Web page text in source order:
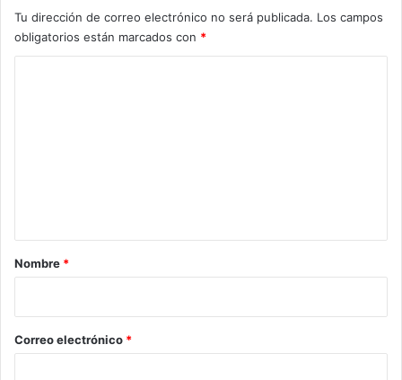
Tu dirección de correo electrónico no será publicada. Los campos
obligatorios están marcados con *
r
*
Nombre *
Correo electrónico *